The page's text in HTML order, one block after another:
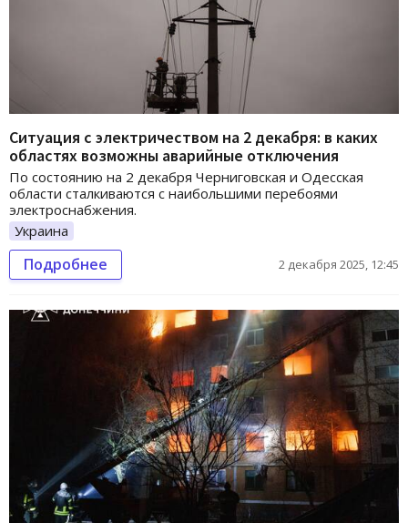
Ситуация с электричеством на 2 декабря: в каких
областях возможны аварийные отключения
По состоянию на 2 декабря Черниговская и Одесская
области сталкиваются с наибольшими перебоями
электроснабжения.
Украина
Подробнее 2 декабря 2025, 12:45